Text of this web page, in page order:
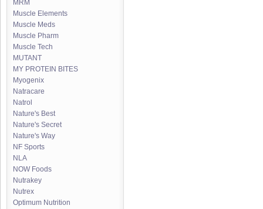
MRM
Muscle Elements
Muscle Meds
Muscle Pharm
Muscle Tech
MUTANT
MY PROTEIN BITES
Myogenix
Natracare
Natrol
Nature's Best
Nature's Secret
Nature's Way
NF Sports
NLA
NOW Foods
Nutrakey
Nutrex
Optimum Nutrition